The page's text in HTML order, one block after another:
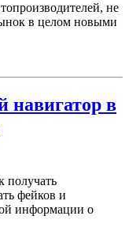
не
в целом новыми
навигатор в
получать
фейков и
информации о